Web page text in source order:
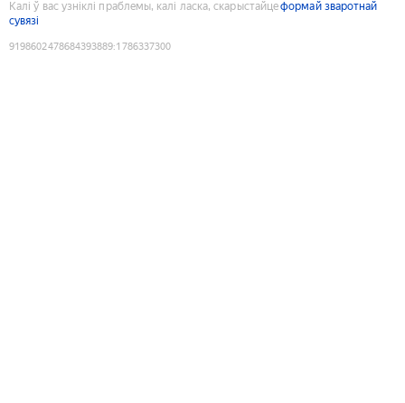
Калі ў вас узніклі праблемы, калі ласка, скарыстайцеформай зваротнай
сувязі
9198602478684393889:1786337300